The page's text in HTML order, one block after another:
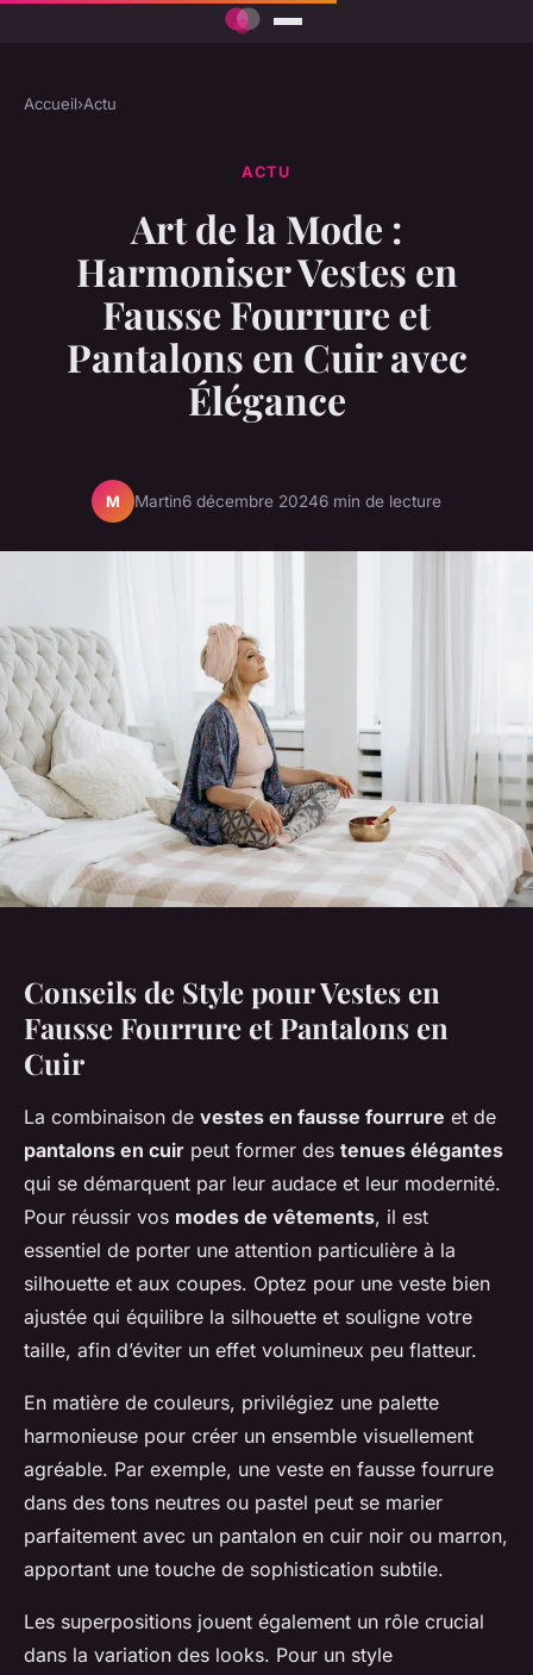
Accueil›Actu
ACTU
Art de la Mode :
Harmoniser Vestes en
Fausse Fourrure et
Pantalons en Cuir avec
Élégance
M Martin6 décembre 20246 min de lecture
Conseils de Style pour Vestes en
Fausse Fourrure et Pantalons en
Cuir
La combinaison de vestes en fausse fourrure et de
pantalons en cuir peut former des tenues élégantes
qui se démarquent par leur audace et leur modernité.
Pour réussir vos modes de vêtements, il est
essentiel de porter une attention particulière à la
silhouette et aux coupes. Optez pour une veste bien
ajustée qui équilibre la silhouette et souligne votre
taille, afin d’éviter un effet volumineux peu flatteur.
En matière de couleurs, privilégiez une palette
harmonieuse pour créer un ensemble visuellement
agréable. Par exemple, une veste en fausse fourrure
dans des tons neutres ou pastel peut se marier
parfaitement avec un pantalon en cuir noir ou marron,
apportant une touche de sophistication subtile.
Les superpositions jouent également un rôle crucial
dans la variation des looks. Pour un style